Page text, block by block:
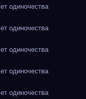
одиночества
одиночества
одиночества
одиночества
одиночества